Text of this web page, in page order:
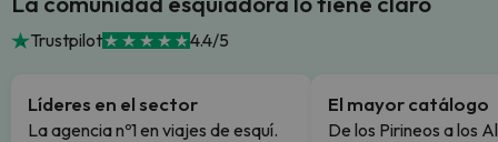
Trustpilot 4.4/5
Líderes en el sector
La agencia nº1 en viajes de esquí.
El mayor catálogo
De los Pirineos a los